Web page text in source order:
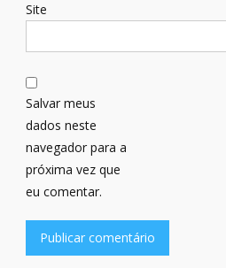
Site
Salvar meus
dados neste
navegador para a
próxima vez que
eu comentar.